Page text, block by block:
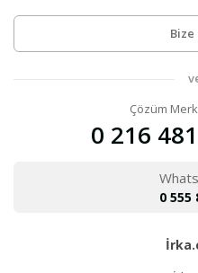
Bize
Çözüm
0 216
0 555